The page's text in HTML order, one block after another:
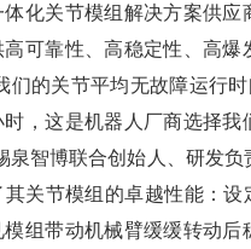
体化关节模组解决方案供应
高可靠性、高稳定性、高爆
们的关节平均无故障运行
时，这是机器人厂商选择我
泉智博联合创始人、研发
其关节模组的卓越性能：设
模组带动机械臂缓缓转动后